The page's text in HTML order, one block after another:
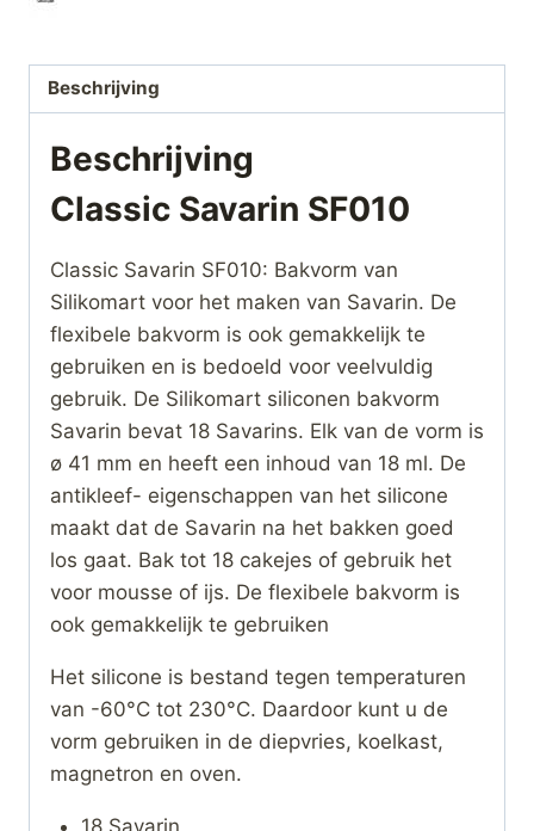
Beschrijving
Beschrijving
Classic Savarin SF010
Classic Savarin SF010: Bakvorm van
Silikomart voor het maken van Savarin. De
flexibele bakvorm is ook gemakkelijk te
gebruiken en is bedoeld voor veelvuldig
gebruik. De Silikomart siliconen bakvorm
Savarin bevat 18 Savarins. Elk van de vorm is
ø 41 mm en heeft een inhoud van 18 ml. De
antikleef- eigenschappen van het silicone
maakt dat de Savarin na het bakken goed
los gaat. Bak tot 18 cakejes of gebruik het
voor mousse of ijs. De flexibele bakvorm is
ook gemakkelijk te gebruiken
Het silicone is bestand tegen temperaturen
van -60°C tot 230°C. Daardoor kunt u de
vorm gebruiken in de diepvries, koelkast,
magnetron en oven.
18 Savarin